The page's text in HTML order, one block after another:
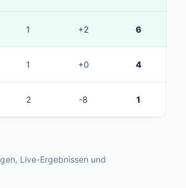
1 +2 6
1 +0 4
2 -8 1
Live-Ergebnissen und